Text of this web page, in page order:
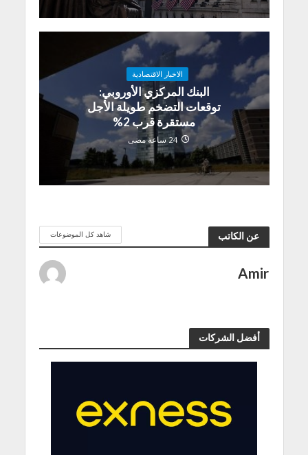
الاخبار الاقتصادية
البنك المركزي الأوروبي:
توقعات التضخم طويلة الأجل
مستقرة قرب 2%
24 ساعة مضى
عن الكاتب شاهد كل الموضوعات
Amir
أفضل الشركات